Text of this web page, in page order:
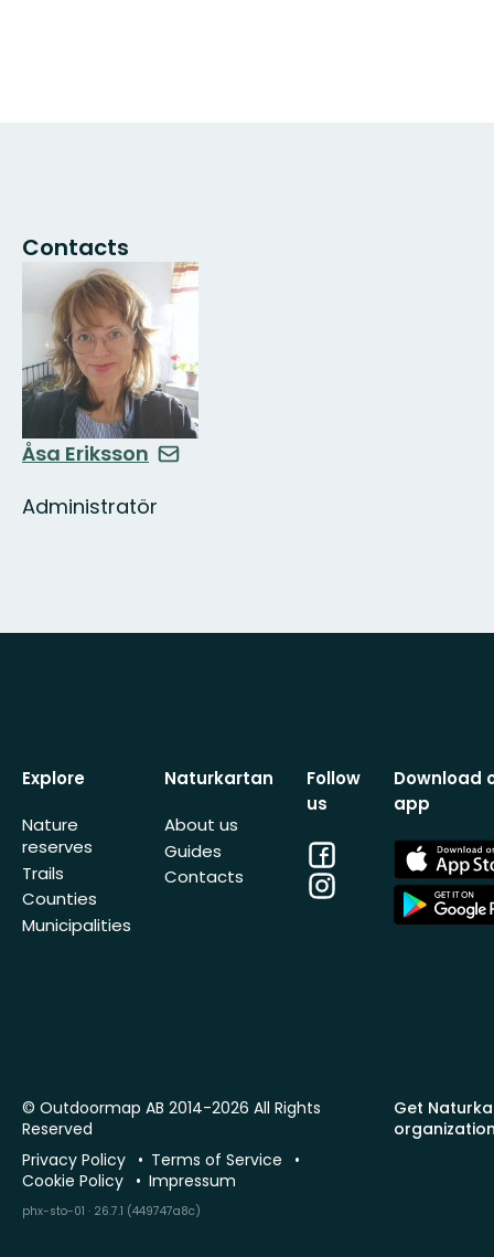
Contacts
Åsa Eriksson
Administratör
Explore
Nature
reserves
Trails
Counties
Municipalities
Naturkartan
About us
Guides
Contacts
Follow
us
Facebook
Instagram
Download
app
App
Store
App
Store
Get
© Outdoormap AB 2014-2026 All Rights
Reserved
Privacy Policy
Terms of Service
Cookie Policy
Impressum
phx-sto-01 · 26.7.1 (449747a8c)